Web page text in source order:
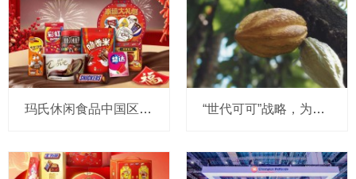
玛氏休闲食品中国区迎来新干将：销售“一把手”履新倒计时，有荷美尔、雀巢、百事等知名快消公司背景 “世代可可”战略，为何有人长期持续砸向这颗豆？